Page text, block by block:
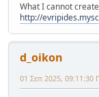
What I cannot
http://
d_oikon
01 Σεπ 2025, 09:11:30